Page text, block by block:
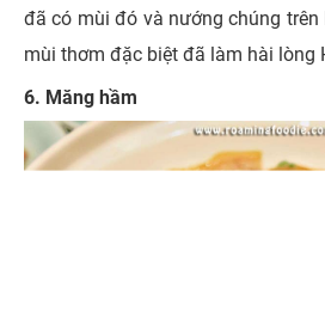
đã có mùi đó và nướng chúng trên
mùi thơm đặc biệt đã làm hài lòng
6. Măng hầm